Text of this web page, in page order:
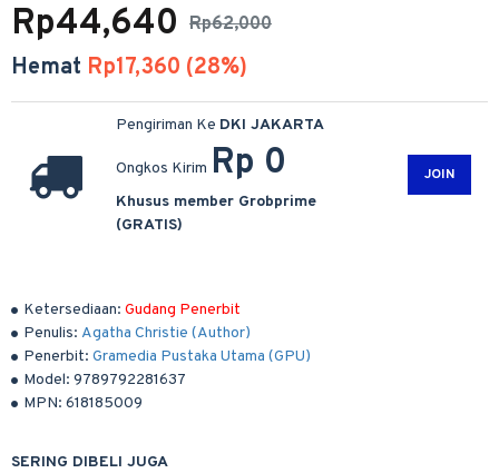
Ketersediaan: Gudang Penerbit
Penulis: Agatha Christie (Author)
Penerbit: Gramedia Pustaka Utama (GPU)
Model: 9789792281637
MPN: 618185009
Rp62,000
Rp44,640
Hemat Rp17,360 (28%)
Pengiriman Ke DKI JAKARTA
Ongkos Kirim Rp 0
Khusus member Grobprime
(GRATIS)
JOIN
SERING DIBELI JUGA